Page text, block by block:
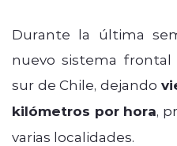
Durante la última
nuevo sistema
sur de Chile, dejando
kilómetros por hora,
varias localidades.